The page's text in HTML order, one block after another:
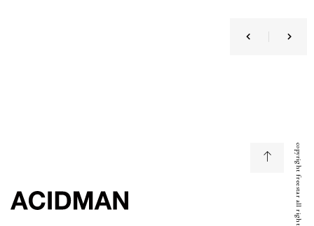
copyright freestar all right reserved